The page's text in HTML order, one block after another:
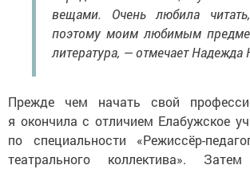
вещами. Очень любила
поэтому моим любимым
литература, — отмечает Надежда
Прежде чем начать свой
я окончила с отличием Елабужское
по специальности «Режиссёр-
театрального коллектива».